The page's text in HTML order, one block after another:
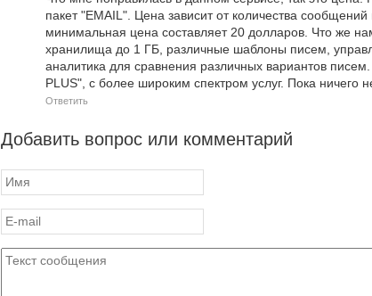
пакет "EMAIL". Цена зависит от количества
минимальная цена составляет 20 долларов. Что же
хранилища до 1 ГБ, различные шаблоны писем,
аналитика для сравнения различных вариантов
PLUS", с более широким спектром услуг. Пока ничего
Ответить
Добавить вопрос или комментарий